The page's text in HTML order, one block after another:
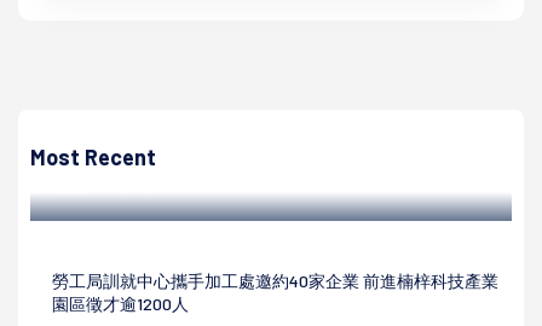
Most Recent
環、人文生態等議題
勞工局訓就中心攜手加工處邀約40家企業 前進楠梓科技產業
園區徵才逾1200人